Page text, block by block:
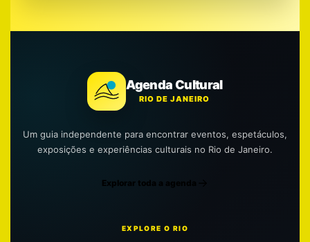
Agenda Cultural
RIO DE JANEIRO
Um guia independente para encontrar eventos, espetáculos,
exposições e experiências culturais no Rio de Janeiro.
Explorar toda a agenda
EXPLORE O RIO